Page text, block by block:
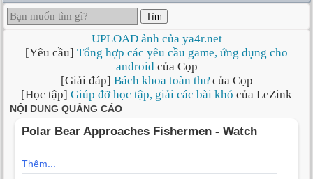
Tìm
UPLOAD ảnh của ya4r.net
[Yêu cầu] Tổng hợp các yêu cầu game, ứng dụng cho
androidcủa Cọp
[Giải đáp] Bách khoa toàn thưcủa Cọp
[Học tập] Giúp đỡ học tập, giải các bài khó của LeZink